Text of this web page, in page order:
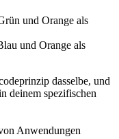
und Orange als
und Orange als
dasselbe, und
deinem spezifischen
Anwendungen